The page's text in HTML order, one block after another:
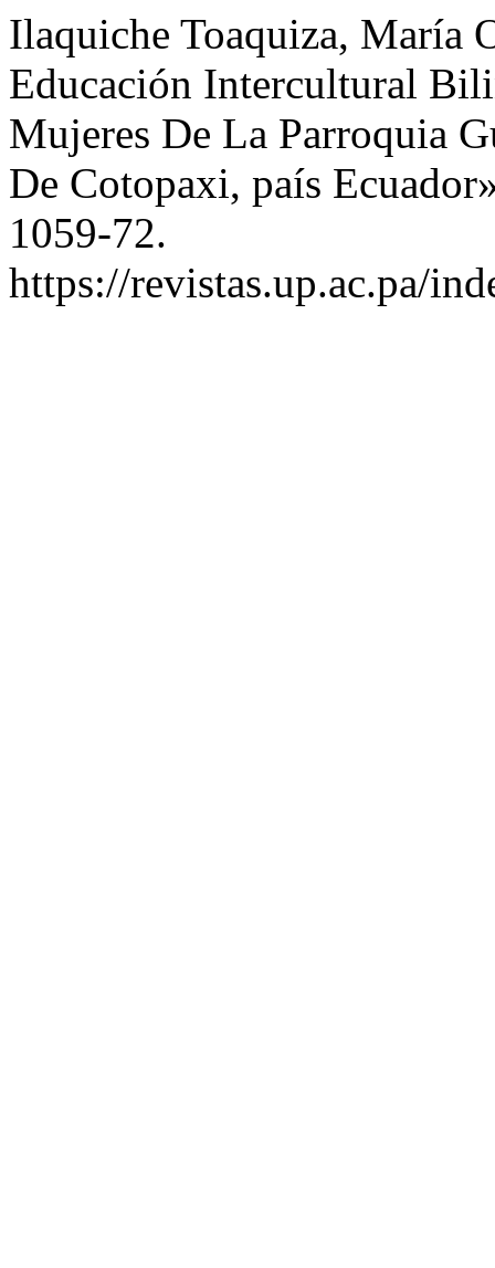
Ilaquiche Toaquiza, María
Educación Intercultural
Mujeres De La Parroquia
De Cotopaxi, país
1059-72.
https://revistas.up.ac.pa/